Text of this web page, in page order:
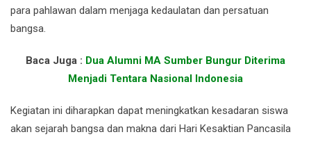
para pahlawan dalam menjaga kedaulatan dan persatuan
bangsa.
Baca Juga : Dua Alumni MA Sumber Bungur Diterima
Menjadi Tentara Nasional Indonesia
Kegiatan ini diharapkan dapat meningkatkan kesadaran siswa
akan sejarah bangsa dan makna dari Hari Kesaktian Pancasila